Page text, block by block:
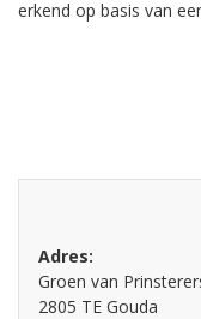
erkend op basis van
Adres:
Groen van
2805 TE Gouda